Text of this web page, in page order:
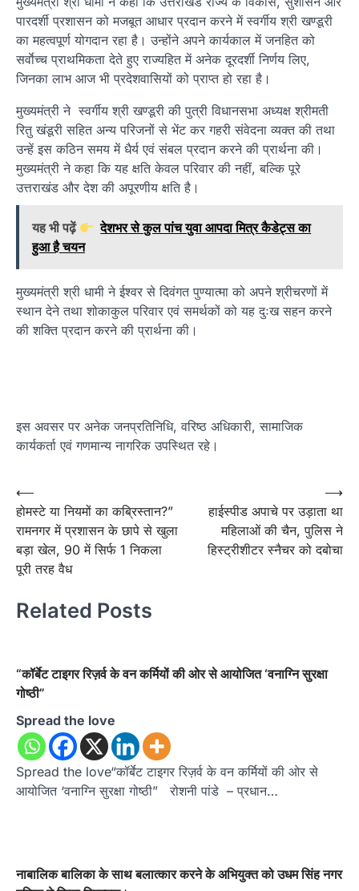
पारदर्शी प्रशासन को मजबूत आधार प्रदान करने में स्वर्गीय श्री खण्डूरी
का महत्वपूर्ण योगदान रहा है। उन्होंने अपने कार्यकाल में जनहित को
सर्वाेच्च प्राथमिकता देते हुए राज्यहित में अनेक दूरदर्शी निर्णय लिए,
जिनका लाभ आज भी प्रदेशवासियों को प्राप्त हो रहा है।
मुख्यमंत्री ने स्वर्गीय श्री खण्डूरी की पुत्री विधानसभा अध्यक्ष श्रीमती
रितु खंडूरी सहित अन्य परिजनों से भेंट कर गहरी संवेदना व्यक्त की तथा
उन्हें इस कठिन समय में धैर्य एवं संबल प्रदान करने की प्रार्थना की।
मुख्यमंत्री ने कहा कि यह क्षति केवल परिवार की नहीं, बल्कि पूरे
उत्तराखंड और देश की अपूरणीय क्षति है।
यह भी पढ़ें
देशभर से कुल पांच युवा आपदा मित्र कैडेट्स का
हुआ है चयन
मुख्यमंत्री श्री धामी ने ईश्वर से दिवंगत पुण्यात्मा को अपने श्रीचरणों में
स्थान देने तथा शोकाकुल परिवार एवं समर्थकों को यह दुःख सहन करने
की शक्ति प्रदान करने की प्रार्थना की।
इस अवसर पर अनेक जनप्रतिनिधि, वरिष्ठ अधिकारी, सामाजिक
कार्यकर्ता एवं गणमान्य नागरिक उपस्थित रहे।
Post
navigation
⟵
होमस्टे या नियमों का कब्रिस्तान?”
रामनगर में प्रशासन के छापे से खुला
बड़ा खेल, 90 में सिर्फ 1 निकला
पूरी तरह वैध
हाईस्पीड अपाचे पर उड़ाता था
महिलाओं की चैन, पुलिस ने
हिस्ट्रीशीटर स्नैचर को दबोचा
⟶
Related Posts
“कॉर्बेट टाइगर रिज़र्व के वन कर्मियों की ओर से आयोजित ‘वनाग्नि सुरक्षा
गोष्ठी”
Spread the love
Spread the love“कॉर्बेट टाइगर रिज़र्व के वन कर्मियों की ओर से
आयोजित ‘वनाग्नि सुरक्षा गोष्ठी” रोशनी पांडे – प्रधान…
नाबालिक बालिका के साथ बलात्कार करने के अभियुक्त को उधम सिंह नगर